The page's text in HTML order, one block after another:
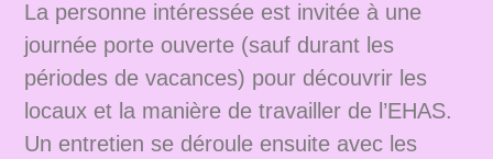
La personne intéressée est invitée à une
journée porte ouverte (sauf durant les
périodes de vacances) pour découvrir les
locaux et la manière de travailler de l’EHAS.
Un entretien se déroule ensuite avec les